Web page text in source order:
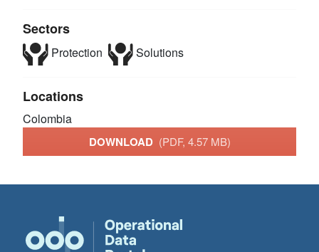
Sectors
Protection Solutions
Locations
Colombia
DOWNLOAD (PDF, 4.57 MB)